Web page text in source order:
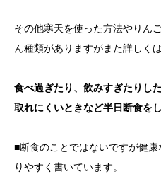
その他寒天を使った方法やりん
ん種類がありますがまた詳しく
食べ過ぎたり、飲みすぎたりし
取れにくいときなど半日断食を
■断食のことではないですが健
りやすく書いています。